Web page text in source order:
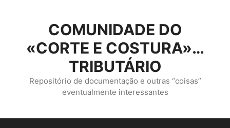
conteúdo
COMUNIDADE DO
«CORTE E COSTURA»…
TRIBUTÁRIO
Repositório de documentação e outras “coisas”
eventualmente interessantes